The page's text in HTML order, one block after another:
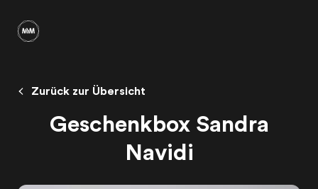
Zurück zur Übersicht
Geschenkbox Sandra
Navidi